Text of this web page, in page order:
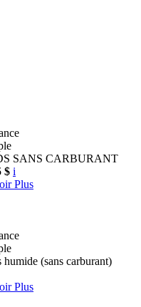
SANS CARBURANT
$ i
Plus
humide (sans carburant)
Plus